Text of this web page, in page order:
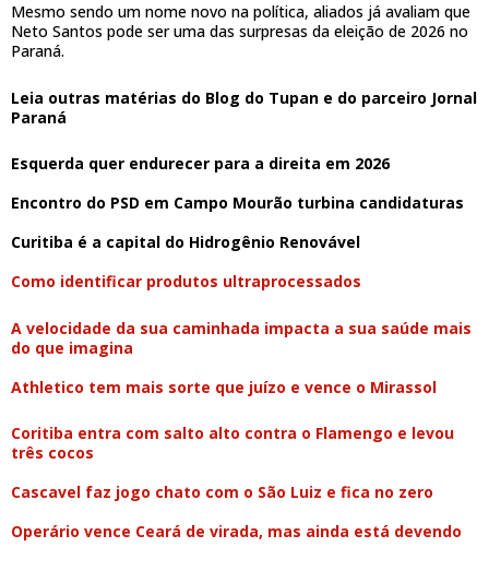
Mesmo sendo um nome novo na política, aliados já avaliam que
Neto Santos pode ser uma das surpresas da eleição de 2026 no
Paraná.
Leia outras matérias do Blog do Tupan e do parceiro Jornal
Paraná
Esquerda quer endurecer para a direita em 2026
Encontro do PSD em Campo Mourão turbina candidaturas
Curitiba é a capital do Hidrogênio Renovável
Como identificar produtos ultraprocessados
A velocidade da sua caminhada impacta a sua saúde mais
do que imagina
Athletico tem mais sorte que juízo e vence o Mirassol
Coritiba entra com salto alto contra o Flamengo e levou
três cocos
Cascavel faz jogo chato com o São Luiz e fica no zero
Operário vence Ceará de virada, mas ainda está devendo